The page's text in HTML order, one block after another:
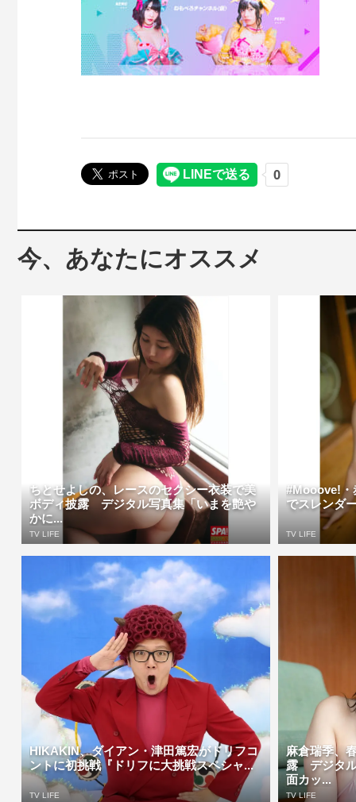
今、あなたにオススメ
ちとせよしの、レースのセクシー衣装で美
ボディ披露 デジタル写真集「いまを艶や
かに...
TV LIFE
#Mooove!・
でスレンダ
TV LIFE
HIKAKIN、ダイアン・津田篤宏がドリフコ
ントに初挑戦『ドリフに大挑戦スペシャ...
TV LIFE
麻倉瑞季、
露 デジタル
面カッ...
TV LIFE